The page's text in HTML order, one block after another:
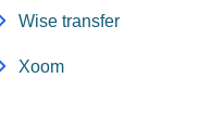
Wise transfer
Xoom